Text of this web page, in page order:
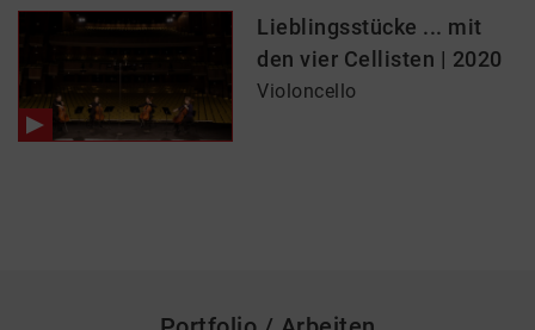
Lieblingsstücke ... mit
den vier Cellisten | 2020
Violoncello